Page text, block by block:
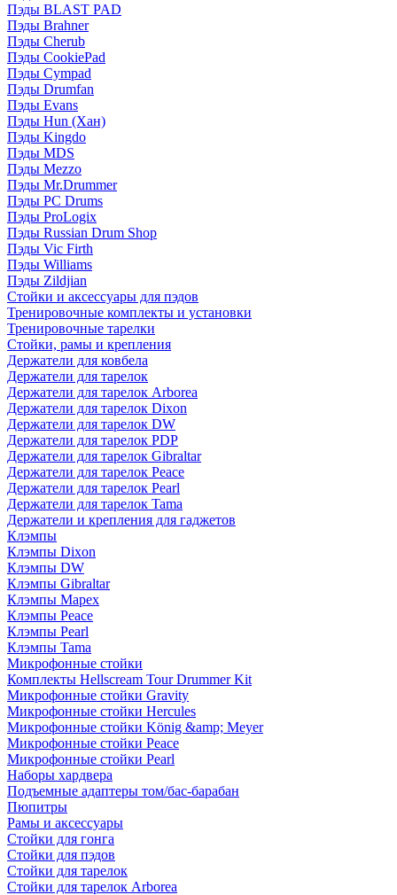
Пэды BLAST PAD
Пэды Brahner
Пэды Cherub
Пэды CookiePad
Пэды Cympad
Пэды Drumfan
Пэды Evans
Пэды Hun (Хан)
Пэды Kingdo
Пэды MDS
Пэды Mezzo
Пэды Mr.Drummer
Пэды PC Drums
Пэды ProLogix
Пэды Russian Drum Shop
Пэды Vic Firth
Пэды Williams
Пэды Zildjian
Стойки и аксессуары для пэдов
Тренировочные комплекты и установки
Тренировочные тарелки
Стойки, рамы и крепления
Держатели для ковбела
Держатели для тарелок
Держатели для тарелок Arborea
Держатели для тарелок Dixon
Держатели для тарелок DW
Держатели для тарелок PDP
Держатели для тарелок Gibraltar
Держатели для тарелок Peace
Держатели для тарелок Pearl
Держатели для тарелок Tama
Держатели и крепления для гаджетов
Клэмпы
Клэмпы Dixon
Клэмпы DW
Клэмпы Gibraltar
Клэмпы Mapex
Клэмпы Peace
Клэмпы Pearl
Клэмпы Tama
Микрофонные стойки
Комплекты Hellscream Tour Drummer Kit
Микрофонные стойки Gravity
Микрофонные стойки Hercules
Микрофонные стойки König &amp; Meyer
Микрофонные стойки Peace
Микрофонные стойки Pearl
Наборы хардвера
Подъемные адаптеры том/бас-барабан
Пюпитры
Рамы и аксессуары
Стойки для гонга
Стойки для пэдов
Стойки для тарелок
Стойки для тарелок Arborea